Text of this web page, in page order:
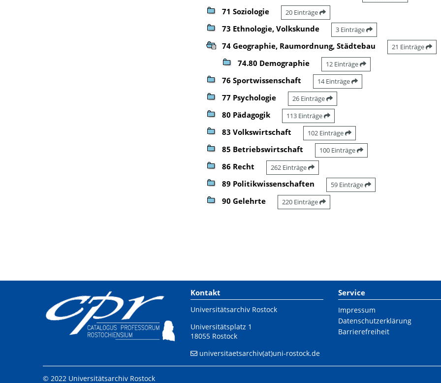
71 Soziologie 20 Einträge
73 Ethnologie, Volkskunde 3 Einträge
74 Geographie, Raumordnung, Städtebau 21 Einträge
74.80 Demographie 12 Einträge
76 Sportwissenschaft 14 Einträge
77 Psychologie 26 Einträge
80 Pädagogik 113 Einträge
83 Volkswirtschaft 102 Einträge
85 Betriebswirtschaft 100 Einträge
86 Recht 262 Einträge
89 Politikwissenschaften 59 Einträge
90 Gelehrte 220 Einträge
Kontakt
Universitätsarchiv Rostock
Universitätsplatz 1
18055 Rostock
universitaetsarchiv(at)uni-rostock.de
Service
Impressum
Datenschutzerklärung
Barrierefreiheit
© 2022 Universitätsarchiv Rostock